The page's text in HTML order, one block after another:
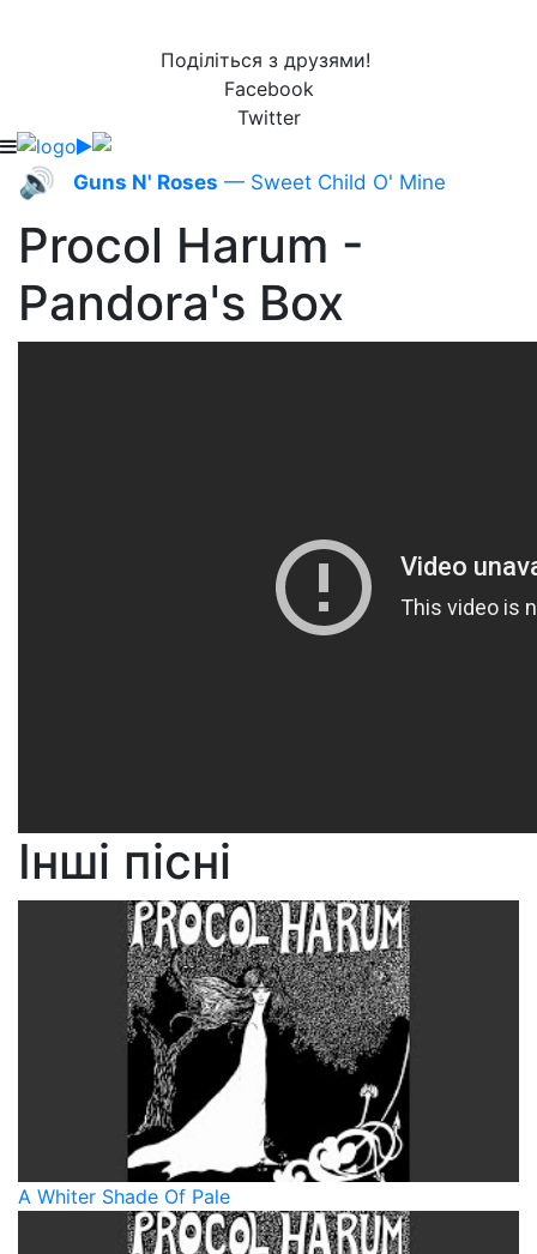
Поділіться з друзями!
Facebook
Twitter
🔊 Guns N' Roses — Sweet Child O' Mine
Procol Harum -
Pandora's Box
Інші пісні
A Whiter Shade Of Pale